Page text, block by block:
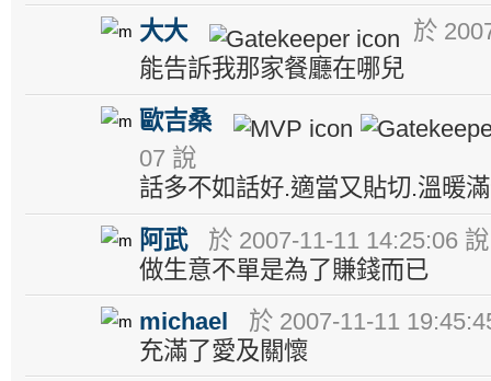
大大
於
能告訴我那家餐廳在哪兒
歐吉桑
07 說
話多不如話好.適當又貼切.溫暖
阿武
於 2007-11-11 14:25:06 說
做生意不單是為了賺錢而已
michael
於 2007-11-11
充滿了愛及關懷